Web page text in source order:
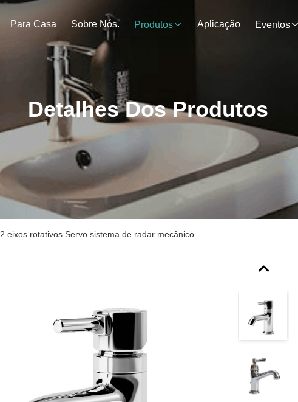
Para Casa Sobre Nós. Produtos Aplicação Eventos
Detalhes Dos Produtos
2 eixos rotativos Servo sistema de radar mecânico